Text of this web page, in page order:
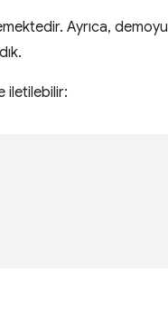
Ayrıca, demoyu
iletilebilir: